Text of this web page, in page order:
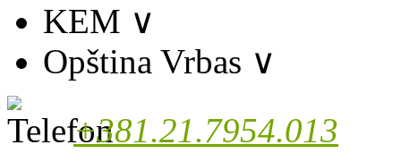
KEM ∨
Opština Vrbas ∨
+381.21.7954.013